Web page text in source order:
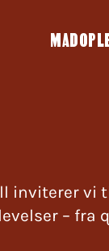
inviterer vi
– fra